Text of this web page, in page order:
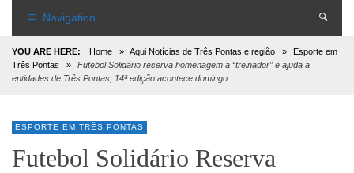
Navigation
YOU ARE HERE: Home » Aqui Notícias de Três Pontas e região »
Esporte em
Três Pontas
»
Futebol Solidário reserva homenagem a “treinador” e ajuda a
entidades de Três Pontas; 14ª edição acontece domingo
ESPORTE EM TRÊS PONTAS
Futebol Solidário Reserva